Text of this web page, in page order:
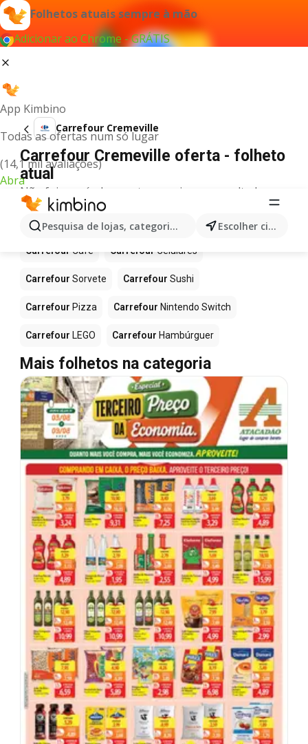
Folhetos atuais sempre à mão
Adicionar ao Chrome - GRÁTIS
App Kimbino
Todas as ofertas num só lugar
(14,1 mil avaliações)
Abra
Pesquisa de lojas, categorias,produtos... Escolher cidade
Carrefour Cremeville
Carrefour Cremeville oferta - folheto
atual
Não foi possível encontrar quaisquer resultados
para este termo.
Mais produtos em Carrefour
Carrefour Café Carrefour Celulares
Carrefour Sorvete Carrefour Sushi
Carrefour Pizza Carrefour Nintendo Switch
Carrefour LEGO Carrefour Hambúrguer
Mais folhetos na categoria